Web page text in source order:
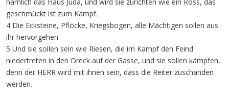
geschmückt ist zum Kampf.
4 Die Ecksteine, Pflöcke, Kriegsbogen, alle Mächtigen sollen aus
ihr hervorgehen.
5 Und sie sollen sein wie Riesen, die im Kampf den Feind
niedertreten in den Dreck auf der Gasse, und sie sollen kämpfen,
denn der HERR wird mit ihnen sein, dass die Reiter zuschanden
werden.